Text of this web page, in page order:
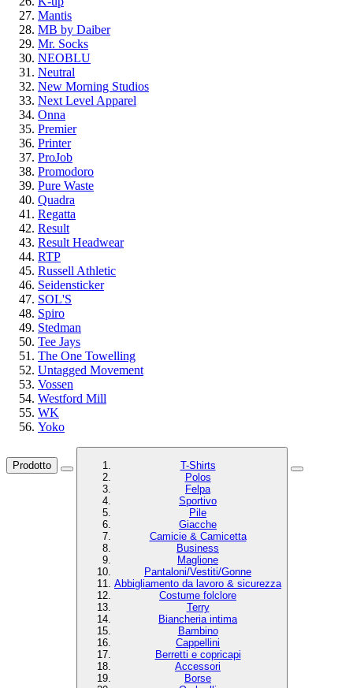
Mantis
MB by Daiber
Mr. Socks
NEOBLU
Neutral
New Morning Studios
Next Level Apparel
Onna
Premier
Printer
ProJob
Promodoro
Pure Waste
Quadra
Regatta
Result
Result Headwear
RTP
Russell Athletic
Seidensticker
SOL'S
Spiro
Stedman
Tee Jays
The One Towelling
Untagged Movement
Vossen
Westford Mill
WK
Yoko
Prodotto
T-Shirts
Polos
Felpa
Sportivo
Pile
Giacche
Camicie & Camicetta
Business
Maglione
Pantaloni/Vestiti/Gonne
Abbigliamento da lavoro & sicurezza
Costume folclore
Terry
Biancheria intima
Bambino
Cappellini
Berretti e copricapi
Accessori
Borse